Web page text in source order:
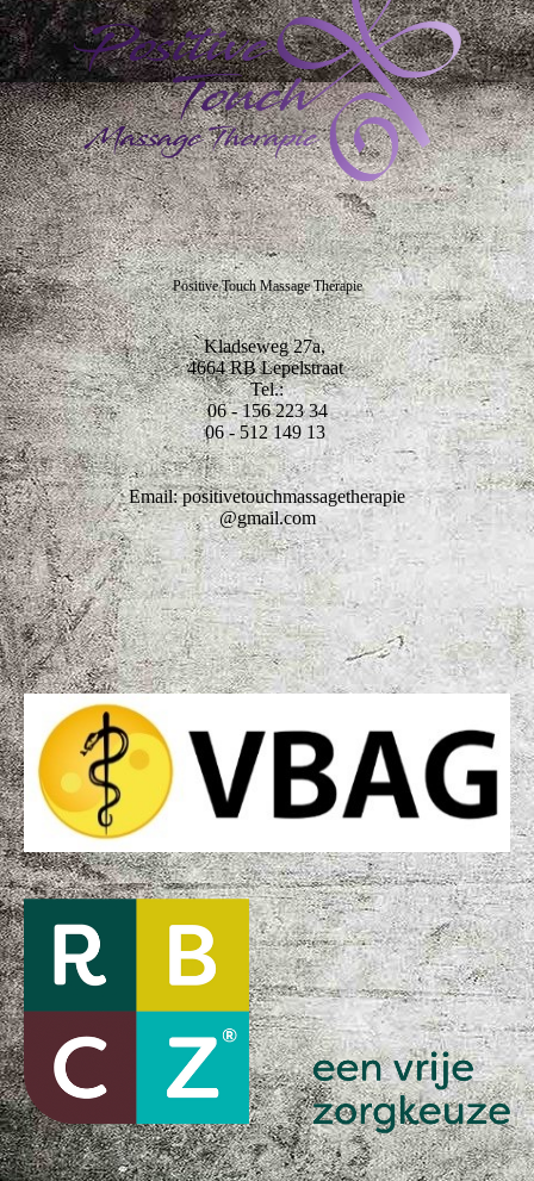
Positive Touch Massage Therapie
Kladseweg 27a,
4664 RB Lepelstraat
Tel.:
06 - 156 223 34
06 - 512 149 13
Email: positivetouchmassagetherapie
@gmail.com